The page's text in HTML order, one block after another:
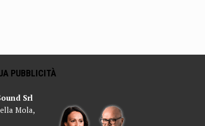
PUBBLICITÀ
Srl
Mola,